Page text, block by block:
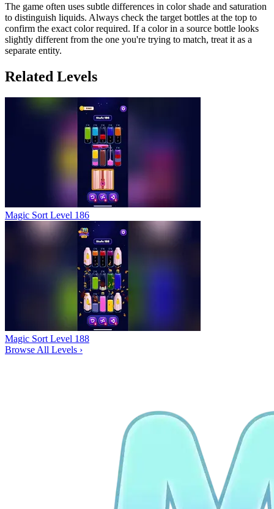
The game often uses subtle differences in color shade and saturation
to distinguish liquids. Always check the target bottles at the top to
confirm the exact color required. If a color in a source bottle looks
slightly different from the one you're trying to match, treat it as a
separate entity.
Related Levels
Magic Sort Level 186
Magic Sort Level 188
Browse All Levels ›